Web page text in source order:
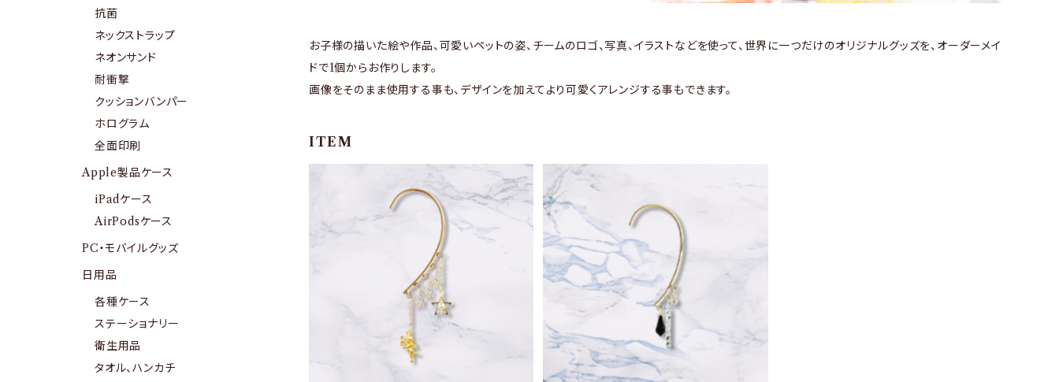
お子様の描いた絵や作品、可愛いペットの姿、チームのロゴ、写真、イラストなどを使って、世界に一つだけのオリジナルグッズを、オーダーメイ
ドで1個からお作りします。
画像をそのまま使用する事も、デザインを加えてより可愛くアレンジする事もできます。
ITEM
抗菌
ネックストラップ
ネオンサンド
耐衝撃
クッションバンパー
ホログラム
全面印刷
Apple製品ケース
iPadケース
AirPodsケース
PC・モバイルグッズ
日用品
各種ケース
ステーショナリー
衛生用品
タオル、ハンカチ